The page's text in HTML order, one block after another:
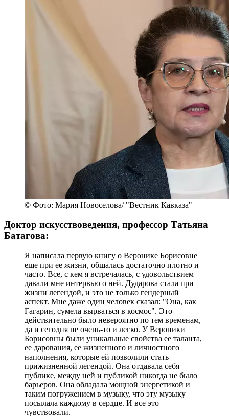
© Фото: Мария Новоселова/ "Вестник Кавказа"
Доктор искусствоведения, профессор Татьяна
Батагова:
Я написала первую книгу о Веронике Борисовне
еще при ее жизни, общалась достаточно плотно и
часто. Все, с кем я встречалась, с удовольствием
давали мне интервью о ней. Дударова стала при
жизни легендой, и это не только гендерный
аспект. Мне даже один человек сказал: "Она, как
Гагарин, сумела вырваться в космос". Это
действительно было невероятно по тем временам,
да и сегодня не очень-то и легко. У Вероники
Борисовны были уникальные свойства ее таланта,
ее дарования, ее жизненного и личностного
наполнения, которые ей позволили стать
прижизненной легендой. Она отдавала себя
публике, между ней и публикой никогда не было
барьеров. Она обладала мощной энергетикой и
таким погружением в музыку, что эту музыку
посылала каждому в сердце. И все это
чувствовали.